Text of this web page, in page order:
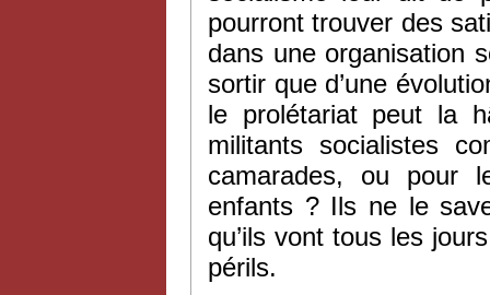
pourront trouver des
dans une organisation
sortir que d’une
le prolétariat peut la
militants socialistes
camarades, ou pour
enfants ? Ils ne le
qu’ils vont tous les
périls.